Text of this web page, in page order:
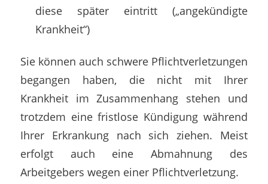
diese später eintritt („angekündigte
Krankheit“)
Sie können auch schwere Pflichtverletzungen
begangen haben, die nicht mit Ihrer
Krankheit im Zusammenhang stehen und
trotzdem eine fristlose Kündigung während
Ihrer Erkrankung nach sich ziehen. Meist
erfolgt auch eine Abmahnung des
Arbeitgebers wegen einer Pflichtverletzung.